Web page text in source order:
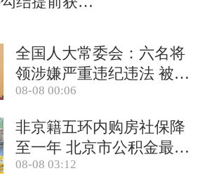
全国人大常委会：六名将
领涉嫌严重违纪违法 被罢
免全国人大代表
08-08 00:06
非京籍五环内购房社保降
至一年 北京市公积金最高
可贷340万元
08-08 03:12